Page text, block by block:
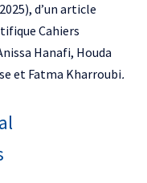
d’un article
Cahiers
Hanafi, Houda
et Fatma Kharroubi.